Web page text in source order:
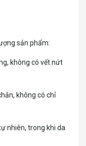
sản phẩm:
không có vết nứt
không có chỉ
nhiên, trong khi da